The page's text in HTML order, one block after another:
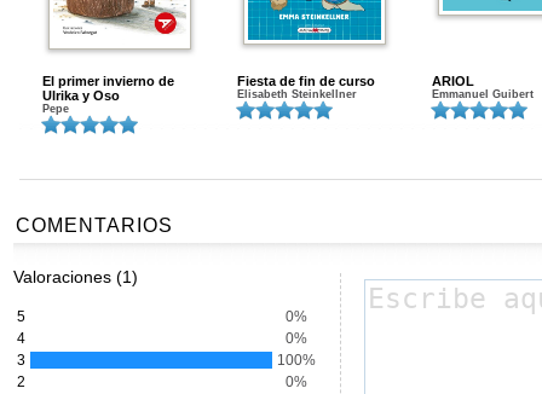
El primer invierno de
Ulrika y Oso
Pepe
Fiesta de fin de curso
Elisabeth Steinkellner
ARIOL
Emmanuel Guibert
COMENTARIOS
Valoraciones (1)
5
0%
4
0%
3
100%
2
0%